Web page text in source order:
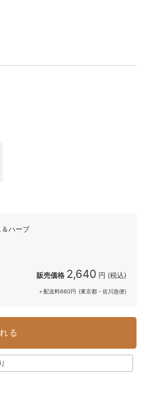
ハーブ
販売価格 2,640 円 (税込)
＋配送料660円 (東京都 - 佐川急便)
る